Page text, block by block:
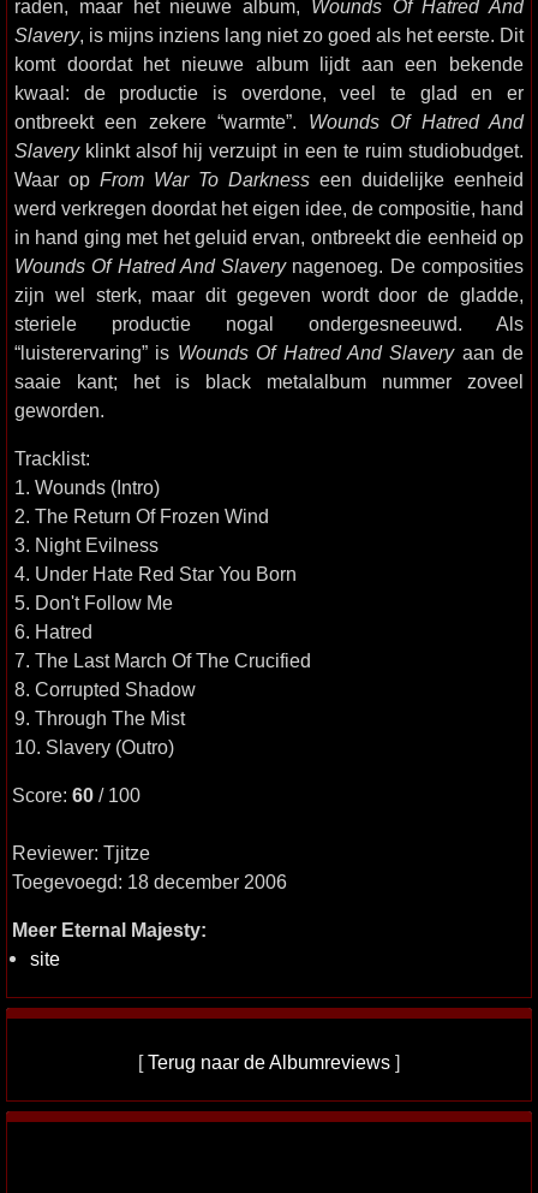
raden, maar het nieuwe album, Wounds Of Hatred And
Slavery, is mijns inziens lang niet zo goed als het eerste. Dit
komt doordat het nieuwe album lijdt aan een bekende
kwaal: de productie is overdone, veel te glad en er
ontbreekt een zekere “warmte”. Wounds Of Hatred And
Slaveryklinkt alsof hij verzuipt in een te ruim studiobudget.
Waar op From War To Darkness een duidelijke eenheid
werd verkregen doordat het eigen idee, de compositie, hand
in hand ging met het geluid ervan, ontbreekt die eenheid op
Wounds Of Hatred And Slaverynagenoeg. De composities
zijn wel sterk, maar dit gegeven wordt door de gladde,
steriele productie nogal ondergesneeuwd. Als
“luisterervaring” is Wounds Of Hatred And Slaveryaan de
saaie kant; het is black metalalbum nummer zoveel
geworden.
Tracklist:
1. Wounds (Intro)
2. The Return Of Frozen Wind
3. Night Evilness
4. Under Hate Red Star You Born
5. Don't Follow Me
6. Hatred
7. The Last March Of The Crucified
8. Corrupted Shadow
9. Through The Mist
10. Slavery (Outro)
Score: 60 / 100
Reviewer: Tjitze
Toegevoegd: 18 december 2006
Meer Eternal Majesty:
site
[Terug naar de Albumreviews ]